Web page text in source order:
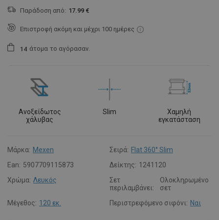
Παράδοση από: 17.99 €
Επιστροφή ακόμη και μέχρι 100 ημέρες
1 4 άτομα το αγόρασαν.
Ανοξείδωτος
χάλυβας
Slim
Χαμηλή
εγκατάσταση
Μάρκα: Mexen Σειρά: Flat 360° Slim
Ean: 5907709115873 Δείκτης: 1241120
Χρώμα: Λευκός
Σετ
περιλαμβάνει:
Ολοκληρωμένο
σετ
Μέγεθος: 120 εκ. Περιστρεφόμενο σιφόνι: Ναι